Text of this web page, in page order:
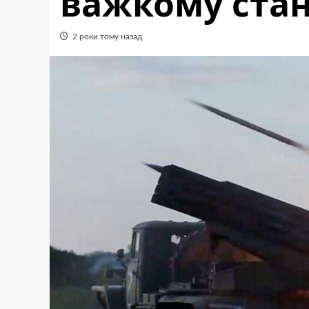
2 роки тому назад